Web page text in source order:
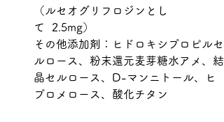
（ルセオグリフロジンとし
て  2.5mg）
その他添加剤：ヒドロキシプロピルセ
ルロース、粉末還元麦芽糖水アメ、結
晶セルロース、D-マンニトール、ヒ
プロメロース、酸化チタン